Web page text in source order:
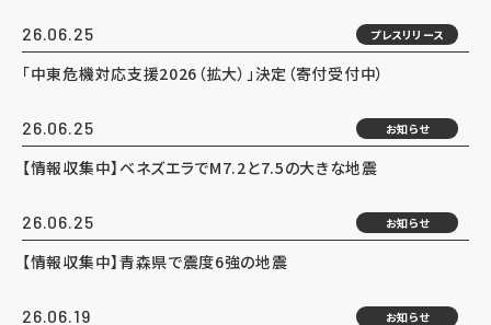
26.06.25 プレスリリース
「中東危機対応支援2026（拡大）」決定（寄付受付中）
26.06.25 お知らせ
【情報収集中】ベネズエラでM7.2と7.5の大きな地震
26.06.25 お知らせ
【情報収集中】青森県で震度6強の地震
26.06.19 お知らせ